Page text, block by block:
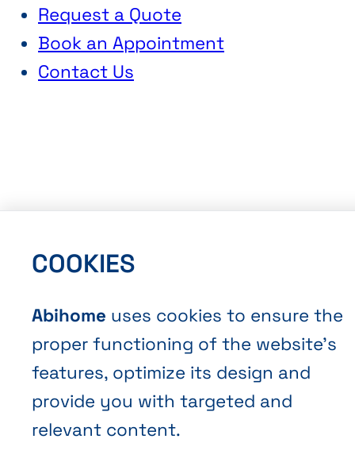
Abihome
Privacy policy
Request a Quote
Book an Appointment
Contact Us
COOKIES
Abihome uses cookies to ensure the
proper functioning of the website’s
features, optimize its design and
provide you with targeted and
relevant content.